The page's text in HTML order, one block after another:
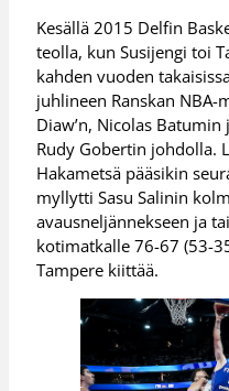
Kesällä 2015 Delfin
teolla, kun Susijengi toi
kahden vuoden
juhlineen Ranskan NBA-
Diaw’n, Nicolas
Rudy Gobertin johdolla.
Hakametsä pääsikin
myllytti Sasu Salinin
avausneljännekseen ja
kotimatkalle 76-67 (53-
Tampere kiittää.